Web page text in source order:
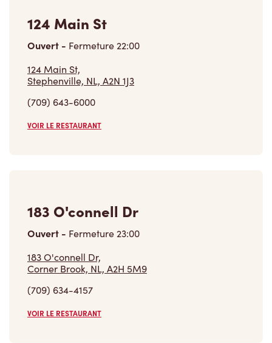
124 Main St
Ouvert - Fermeture22:00
124 Main St,
Stephenville, NL, A2N 1J3
(709) 643-6000
VOIR LE RESTAURANT
183 O'connell Dr
Ouvert - Fermeture23:00
183 O'connell Dr,
Corner Brook, NL, A2H 5M9
(709) 634-4157
VOIR LE RESTAURANT